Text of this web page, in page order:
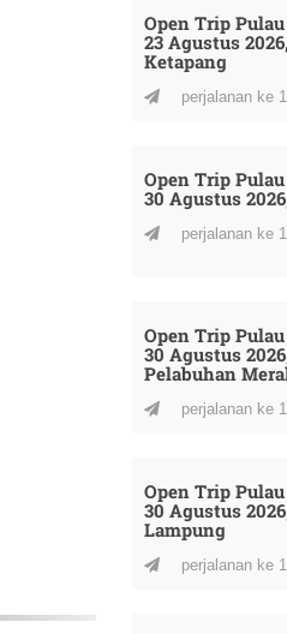
Open Trip
23 Agustus
Ketapang
perjalanan ke
Open Trip
30 Agustus
perjalanan ke
Open Trip
30 Agustus
Pelabuhan
perjalanan ke
Open Trip
30 Agustus
Lampung
perjalanan ke